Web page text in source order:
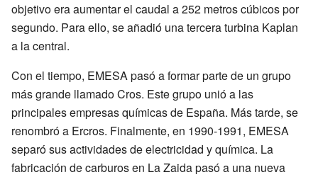
objetivo era aumentar el caudal a 252 metros cúbicos por
segundo. Para ello, se añadió una tercera turbina Kaplan
a la central.
Con el tiempo, EMESA pasó a formar parte de un grupo
más grande llamado Cros. Este grupo unió a las
principales empresas químicas de España. Más tarde, se
renombró a Ercros. Finalmente, en 1990-1991, EMESA
separó sus actividades de electricidad y química. La
fabricación de carburos en La Zaida pasó a una nueva